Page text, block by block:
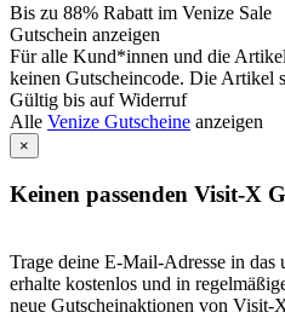
Bis zu 88% Rabatt im Venize Sale
Gutschein anzeigen
Für alle Kund*innen und die
keinen Gutscheincode. Die Artikel
Gültig bis auf Widerruf
Alle Venize Gutscheine anzeigen
×
Keinen passenden Visit-X
Trage deine E-Mail-Adresse in das
erhalte kostenlos und in
neue Gutscheinaktionen von Visit-